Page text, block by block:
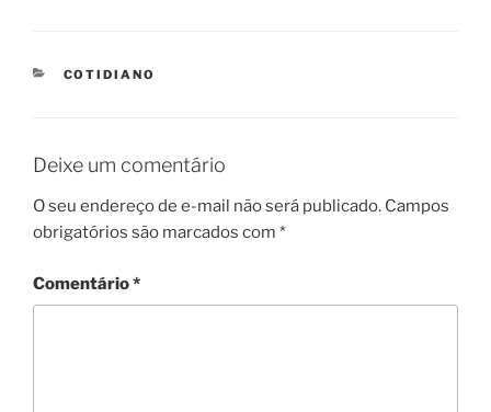
CATEGORIES
COTIDIANO
Deixe um comentário
O seu endereço de e-mail não será publicado. Campos
obrigatórios são marcados com *
Comentário*